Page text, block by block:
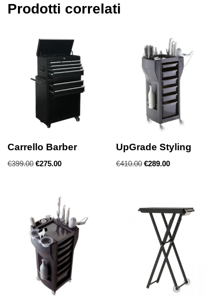
Prodotti correlati
Carrello Barber
€399.00 €275.00
UpGrade Styling
€410.00 €289.00